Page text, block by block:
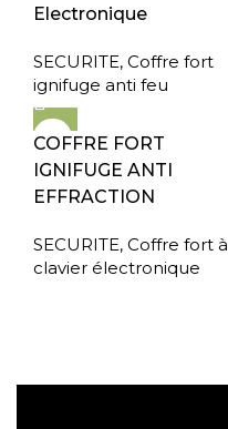
Electronique
SECURITE, Coffre fort
ignifuge anti feu
COFFRE FORT
IGNIFUGE ANTI
EFFRACTION
SECURITE, Coffre fort à
clavier électronique